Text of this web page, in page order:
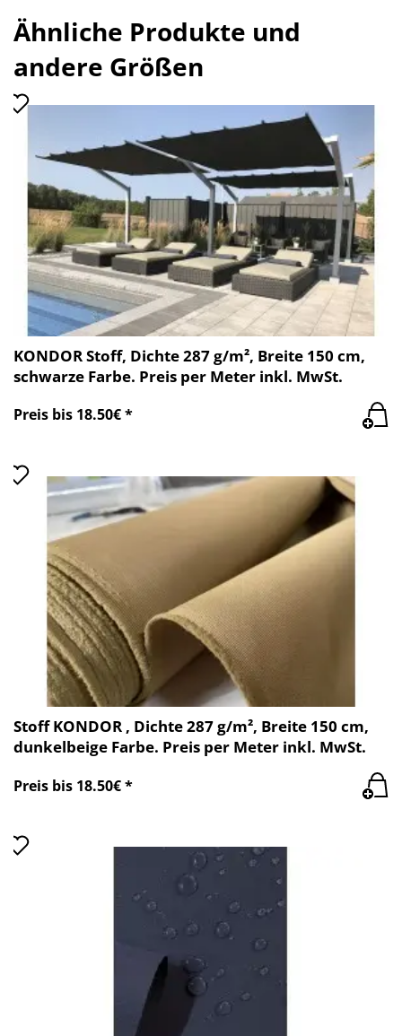
Ähnliche Produkte und
andere Größen
KONDOR Stoff, Dichte 287 g/m², Breite 150 cm,
schwarze Farbe. Preis per Meter inkl. MwSt.
Preis bis 18.50€ *
Stoff KONDOR , Dichte 287 g/m², Breite 150 cm,
dunkelbeige Farbe. Preis per Meter inkl. MwSt.
Preis bis 18.50€ *